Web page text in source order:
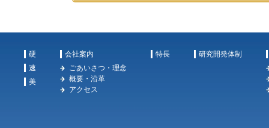
硬
速
美
会社案内
ごあいさつ・理念
概要・沿革
アクセス
特長 研究開発体制